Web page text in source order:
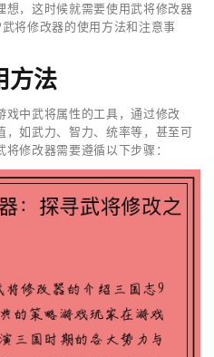
想，这时候就需要使用武将修改器
将修改器的使用方法和注意事
方法
戏中武将属性的工具，通过修改
，如武力、智力、统率等，甚至可
修改器需要遵循以下步骤：